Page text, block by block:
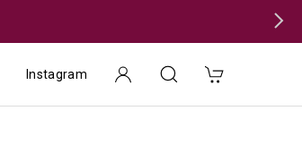
Instagram